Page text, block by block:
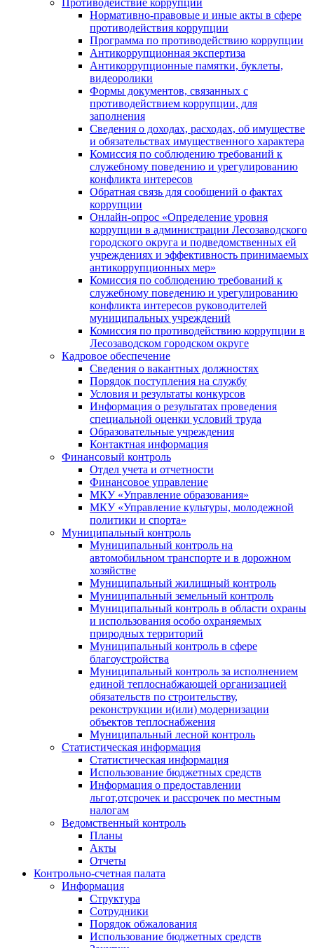
Противодействие коррупции
Нормативно-правовые и иные акты в сфере
противодействия коррупции
Программа по противодействию коррупции
Антикоррупционная экспертиза
Антикоррупционные памятки, буклеты,
видеоролики
Формы документов, связанных с
противодействием коррупции, для
заполнения
Сведения о доходах, расходах, об имуществе
и обязательствах имущественного характера
Комиссия по соблюдению требований к
служебному поведению и урегулированию
конфликта интересов
Обратная связь для сообщений о фактах
коррупции
Онлайн-опрос «Определение уровня
коррупции в администрации Лесозаводского
городского округа и подведомственных ей
учреждениях и эффективность принимаемых
антикоррупционных мер»
Комиссия по соблюдению требований к
служебному поведению и урегулированию
конфликта интересов руководителей
муниципальных учреждений
Комиссия по противодействию коррупции в
Лесозаводском городском округе
Кадровое обеспечение
Сведения о вакантных должностях
Порядок поступления на службу
Условия и результаты конкурсов
Информация о результатах проведения
специальной оценки условий труда
Образовательные учреждения
Контактная информация
Финансовый контроль
Отдел учета и отчетности
Финансовое управление
МКУ «Управление образования»
МКУ «Управление культуры, молодежной
политики и спорта»
Муниципальный контроль
Муниципальный контроль на
автомобильном транспорте и в дорожном
хозяйстве
Муниципальный жилищный контроль
Муниципальный земельный контроль
Муниципальный контроль в области охраны
и использования особо охраняемых
природных территорий
Муниципальный контроль в сфере
благоустройства
Муниципальный контроль за исполнением
единой теплоснабжающей организацией
обязательств по строительству,
реконструкции и(или) модернизации
объектов теплоснабжения
Муниципальный лесной контроль
Статистическая информация
Статистическая информация
Использование бюджетных средств
Информация о предоставлении
льгот,отсрочек и рассрочек по местным
налогам
Ведомственный контроль
Планы
Акты
Отчеты
Контрольно-счетная палата
Информация
Структура
Сотрудники
Порядок обжалования
Использование бюджетных средств